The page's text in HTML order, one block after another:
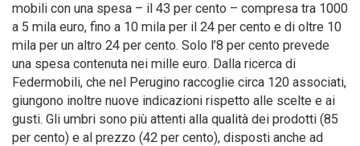
mobili con una spesa – il 43 per cento – compresa tra 1000
a 5 mila euro, fino a 10 mila per il 24 per cento e di oltre 10
mila per un altro 24 per cento. Solo l’8 per cento prevede
una spesa contenuta nei mille euro. Dalla ricerca di
Federmobili, che nel Perugino raccoglie circa 120 associati,
giungono inoltre nuove indicazioni rispetto alle scelte e ai
gusti. Gli umbri sono più attenti alla qualità dei prodotti (85
per cento) e al prezzo (42 per cento), disposti anche ad